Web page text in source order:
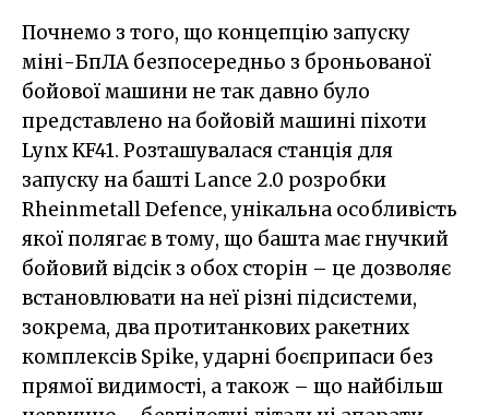
Почнемо з того, що концепцію запуску
міні-БпЛА безпосередньо з броньованої
бойової машини не так давно було
представлено на бойовій машині піхоти
Lynx KF41. Розташувалася станція для
запуску на башті Lance 2.0 розробки
Rheinmetall Defence, унікальна особливість
якої полягає в тому, що башта має гнучкий
бойовий відсік з обох сторін – це дозволяє
встановлювати на неї різні підсистеми,
зокрема, два протитанкових ракетних
комплексів Spike, ударні боєприпаси без
прямої видимості, а також – що найбільш